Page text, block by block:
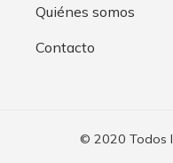
Quiénes somos
Contacto
© 2020 Todos